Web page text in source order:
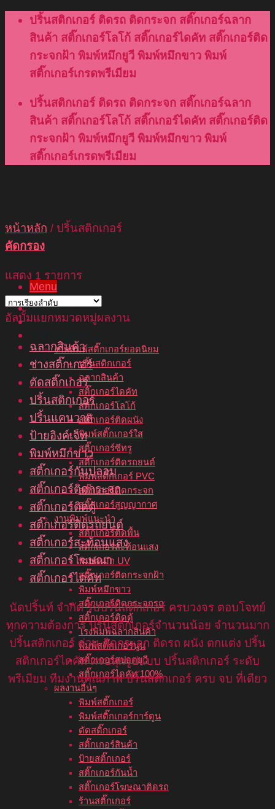
Skip
content
ปริ้นสติกเกอร์ ติดรถ ติดกระจก สติ๊กเกอร์ฉลาก
สินค้า สติ๊กเกอร์โลโก้ สติ๊กเกอร์ไดคัท สติ๊กเกอร์ติด
กระจกฝ้า พิมพ์หมึกยูวี พิมพ์หมึกขาว พิมพ์
สติ๊กเกอร์เกรดพรีเมียม
ปริ้นสติกเกอร์ ติดรถ ติดกระจก สติ๊กเกอร์ฉลาก
สินค้า สติ๊กเกอร์โลโก้ สติ๊กเกอร์ไดคัท สติ๊กเกอร์ติด
กระจกฝ้า พิมพ์หมึกยูวี พิมพ์หมึกขาว พิมพ์
สติ๊กเกอร์เกรดพรีเมียม
Menu
หน้าแรก
เกี่ยวกับเรา
งานพิมพ์สติ๊กเกอร์ยอดนิยม
ปริ้นสติกเกอร์
ฉลากสินค้า
สติ๊กเกอร์ไดคัท
สติ๊กเกอร์โลโก้
สติ๊กเกอร์ติดผนัง
พิมพ์สติ๊กเกอร์ใส
สติ๊กเกอร์ซีทรู
สติ๊กเกอร์ติดรถยนต์
พิมพ์สติ๊กเกอร์ PVC
สติ๊กเกอร์ติดกระจก
สติ๊กเกอร์สูญญากาศ
งานพิมพ์แนะนำ
สติ๊กเกอร์ติดพื้น
สติ๊กเกอร์สะท้อนแสง
พิมพ์หมึก UV
สติ๊กเกอร์ติดกระจกฝ้า
พิมพ์หมึกขาว
สติ๊กเกอร์ติดกระจกรถ
สติ๊กเกอร์ติดตู้
โรงพิมพ์ฉลากสินค้า
พิมพ์สติ๊กเกอร์นูน
สติ๊กเกอร์สปอตยูวี
สติ๊กเกอร์ไดคัท 100%
ผลงานอื่นๆ
พิมพ์สติ๊กเกอร์
พิมพ์สติ๊กเกอร์การ์ตูน
ตัดสติ๊กเกอร์
สติ๊กเกอร์สินค้า
ป้ายสติ๊กเกอร์
สติ๊กเกอร์กันน้ำ
สติ๊กเกอร์โฆษณาติดรถ
ร้านสติ๊กเกอร์
หน้าหลัก / ปริ้นสติกเกอร์
คัดกรอง
แสดง 1 รายการ
อัลบั้มแยกหมวดหมู่ผลงาน
ฉลากสินค้า
ช่างสติ๊กเกอร์
ตัดสติ๊กเกอร์
ปริ้นสติกเกอร์
ปริ้นแคนวาส
ป้ายอิงค์เจ็ท
พิมพ์หมึกขาว
สติ๊กเกอร์กันปลอม
สติ๊กเกอร์ติดกระจก
สติ๊กเกอร์ติดตู้
สติ๊กเกอร์ติดรถยนต์
สติ๊กเกอร์สะท้อนแสง
สติ๊กเกอร์โฆษณา
สติ๊กเกอร์ไดคัท
นัดปริ้นท์ จำกัด รับปริ้นสติกเกอร์ ครบวงจร ตอบโจทย์
ทุกความต้องการ ปริ้นสติกเกอร์จำนวนน้อย จำนวนมาก
ปริ้นสติกเกอร์ ด่วน ติดกระจก ติดรถ ผนัง ตกแต่ง ปริ้น
สติกเกอร์ไดคัท ครบทุกรูปแบบ ปริ้นสติกเกอร์ ระดับ
พรีเมียม ทีมงานคุณภาพ ปริ้นสติกเกอร์ ครบ จบ ที่เดียว